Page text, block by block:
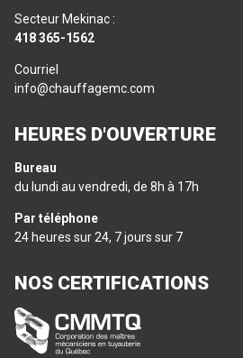
Secteur Mekinac :
418 365-1562
Courriel
info@chauffagemc.com
HEURES D'OUVERTURE
Bureau
du lundi au vendredi, de 8h à 17h
Par téléphone
24 heures sur 24, 7 jours sur 7
NOS CERTIFICATIONS